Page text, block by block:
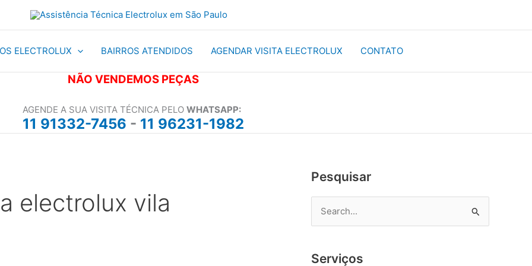
ELECTROLUX BAIRROS ATENDIDOS AGENDAR VISITA ELECTROLUX CONTATO
NÃO VENDEMOS PEÇAS
AGENDE A SUA VISITA TÉCNICA PELO WHATSAPP:
11 91332-7456 - 11 96231-1982
electrolux vila
Pesquisar
q
Serviços